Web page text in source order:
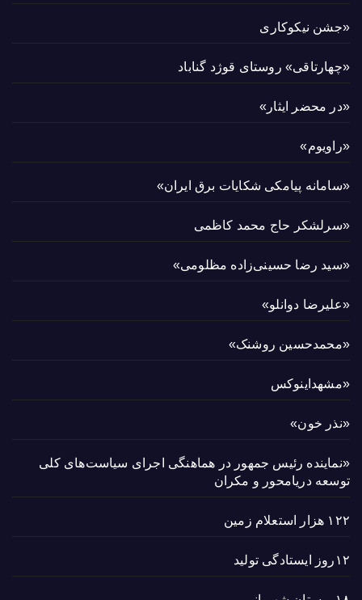
«جشن نیکوکاری
«چهارتاقی» روستای قوژد گناباد
«در محضر ایثار»
«راویوم»
«سامانه پیامکی شکایات برق ایران»
«سرلشکر حاج محمد کاظمی
«سید رضا حسینی‌زاده مظلومی»
«علیرضا دوانلو»
«محمدحسین روشنک»
«مشهداینوکس
«نذر خون»
«نماینده رئیس جمهور در هماهنگی اجرای سیاست‌های کلی
توسعه دریامحور و مکران
۱۲۲ هزار استعلام زمین
۱۲روز ایستادگی تولید